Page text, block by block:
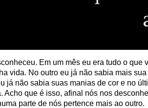
Em um mês eu era tudo o que
vida. No outro eu já não sabia mais
já não sabia suas manias de cor e no
Acho que é isso, afinal nós nos
parte de nós pertence mais ao outro.